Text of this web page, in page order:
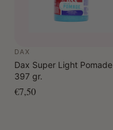
DAX
Dax Super Light Pomade
397 gr.
€7,50